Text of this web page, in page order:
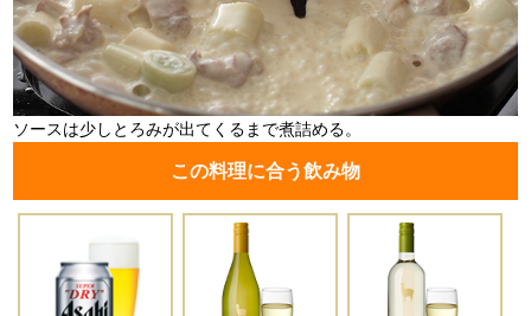
ソースは少しとろみが出てくるまで煮詰める。
この料理に合う飲み物